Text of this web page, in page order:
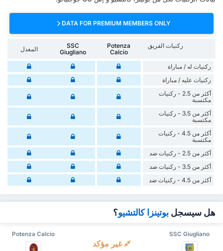
DATA FOR PREMIUM MEMBERS ONLY
ركنيات الفريق
Potenza
Calcio
SSC
Giugliano
المعدل
‏ركنيات له / مباراة
‏ركنيات ‏عليه / مباراة
أكثر من 2.5 - ركنيات
مكتسبة
أكثر من 3.5 - ركنيات
مكتسبة
أكثر من 4.5 - ركنيات
مكتسبة
أكثر من 2.5 - ركنيات ضد
أكثر من 3.5 - ركنيات ضد
أكثر من 4.5 - ركنيات ضد
هل سيسجل بوتينزا كالتشيو؟
Potenza Calcio SSC Giugliano
غير مؤكد